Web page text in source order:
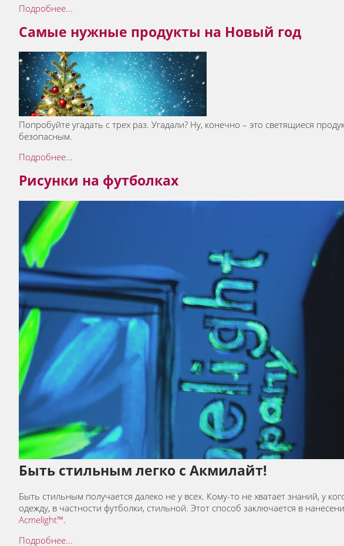
Подробнее...
Самые нужные продукты на Новый год
Попробуйте угадать с трех раз. Угадали? Ну, конечно – это светящиеся
безопасным.
Подробнее...
Рисунки на футболках
Быть стильным легко с Акмилайт!
Быть стильным получается далеко не у всех. Кому-то не хватает знаний, у
одежду, в частности футболки, стильной. Этот способ заключается в
Acmelight™.
Подробнее...